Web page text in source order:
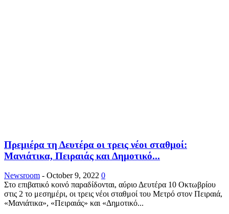
Πρεμιέρα τη Δευτέρα οι τρεις νέοι σταθμοί:
Μανιάτικα, Πειραιάς και Δημοτικό...
Newsroom - October 9, 2022 0
Στο επιβατικό κοινό παραδίδονται, αύριο Δευτέρα 10 Οκτωβρίου
στις 2 το μεσημέρι, οι τρεις νέοι σταθμοί του Μετρό στον Πειραιά,
«Μανιάτικα», «Πειραιάς» και «Δημοτικό...